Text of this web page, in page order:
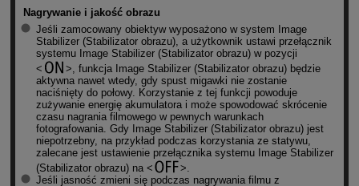
Nagrywanie i jakość obrazu
Jeśli zamocowany obiektyw wyposażono w system Image
Stabilizer (Stabilizator obrazu), a użytkownik ustawi przełącznik
systemu Image Stabilizer (Stabilizator obrazu) w pozycji
, funkcja Image Stabilizer (Stabilizator obrazu) będzie
aktywna nawet wtedy, gdy spust migawki nie zostanie
naciśnięty do połowy. Korzystanie z tej funkcji powoduje
zużywanie energię akumulatora i może spowodować skrócenie
czasu nagrania filmowego w pewnych warunkach
fotografowania. Gdy Image Stabilizer (Stabilizator obrazu) jest
niepotrzebny, na przykład podczas korzystania ze statywu,
zalecane jest ustawienie przełącznika systemu Image Stabilizer
(Stabilizator obrazu) na
.
Jeśli jasność zmieni się podczas nagrywania filmu z